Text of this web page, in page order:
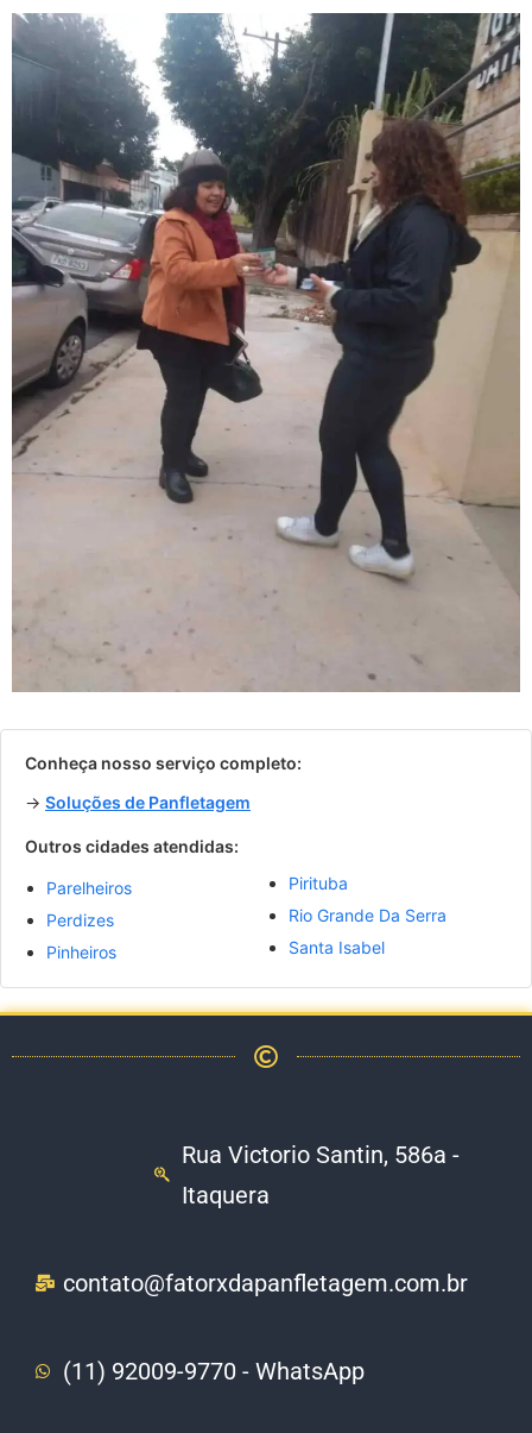
Conheça nosso serviço completo:
→ Soluções de Panfletagem
Outros cidades atendidas:
Parelheiros
Perdizes
Pinheiros
Pirituba
Rio Grande Da Serra
Santa Isabel
Rua Victorio Santin, 586a -
Itaquera
contato@fatorxdapanfletagem.com.br
(11) 92009-9770 - WhatsApp